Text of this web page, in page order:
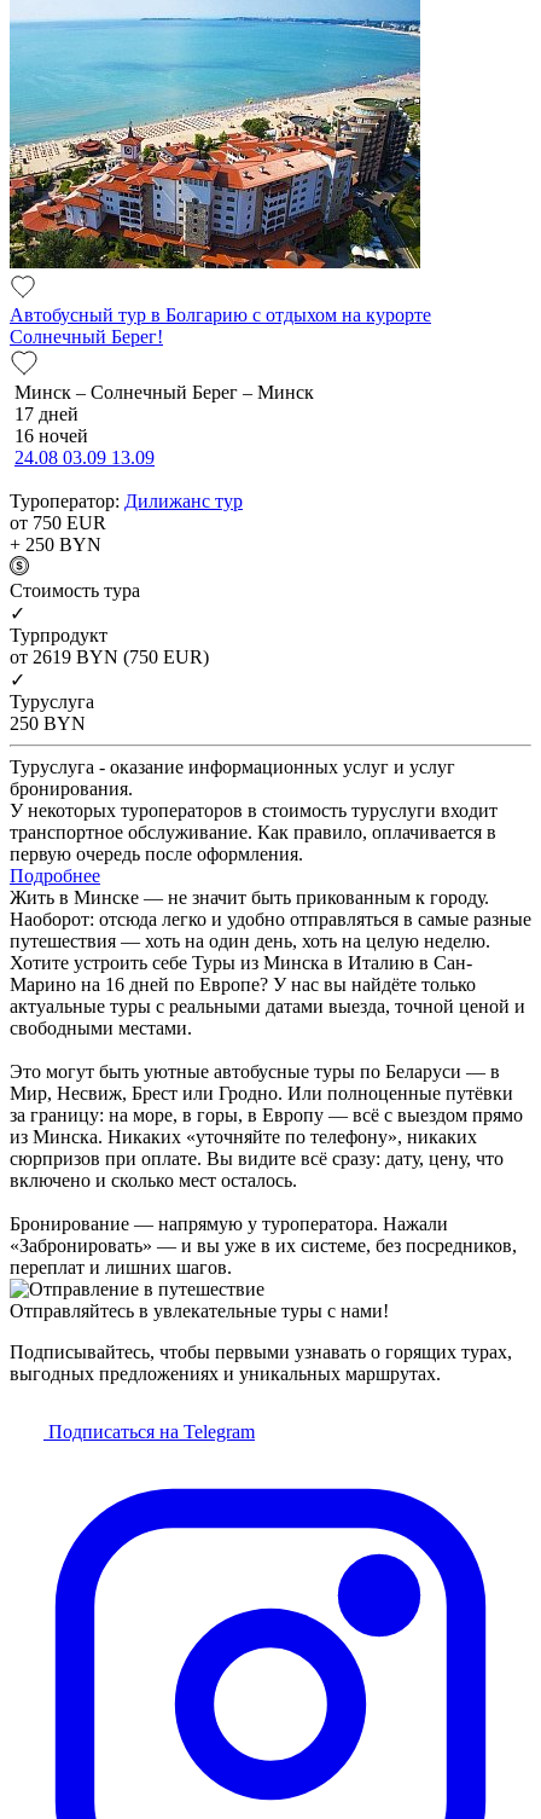
Автобусный тур в Болгарию с отдыхом на курорте
Солнечный Берег!
Минск – Солнечный Берег – Минск
17 дней
16 ночей
24.08 03.09 13.09
Туроператор: Дилижанс тур
от 750 EUR
+ 250 BYN
Cтоимость тура
✓
Турпродукт
от 2619 BYN (750 EUR)
✓
Туруслуга
250 BYN
Туруслуга - оказание информационных услуг и услуг
бронирования.
У некоторых туроператоров в стоимость туруслуги входит
транспортное обслуживание. Как правило, оплачивается в
первую очередь после оформления.
Подробнее
Жить в Минске — не значит быть прикованным к городу.
Наоборот: отсюда легко и удобно отправляться в самые разные
путешествия — хоть на один день, хоть на целую неделю.
Хотите устроить себе Туры из Минска в Италию в Сан-
Марино на 16 дней по Европе? У нас вы найдёте только
актуальные туры с реальными датами выезда, точной ценой и
свободными местами.
Это могут быть уютные автобусные туры по Беларуси — в
Мир, Несвиж, Брест или Гродно. Или полноценные путёвки
за границу: на море, в горы, в Европу — всё с выездом прямо
из Минска. Никаких «уточняйте по телефону», никаких
сюрпризов при оплате. Вы видите всё сразу: дату, цену, что
включено и сколько мест осталось.
Бронирование — напрямую у туроператора. Нажали
«Забронировать» — и вы уже в их системе, без посредников,
переплат и лишних шагов.
Отправляйтесь в увлекательные туры с нами!
Подписывайтесь, чтобы первыми узнавать о горящих турах,
выгодных предложениях и уникальных маршрутах.
Подписаться на Telegram